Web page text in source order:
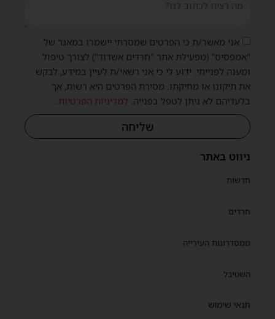
ניווט באתר
חדשות
חרדים
ממסדרונות העירייה
השטיבל
תנאי שימוש
אני מאשר/ת כי הפרטים שמסרתי יישמרו במאגר של
"אמפסיס" (מפעילת אתר "חרדים אשדוד") לצורך טיפול
ומענה לפנייתי. ידוע לי כי אני רשאי/ת לעיין במידע, לבקש
את תיקונו או מחיקתו. מסירת הפרטים היא רשות, אך
בלעדיהם לא ניתן לטפל בפנייה. למדיניות הפרטיות.
שליחה